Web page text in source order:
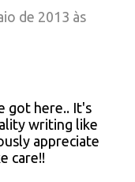
de 2013 às
got here.. It's
writing like
appreciate
care!!